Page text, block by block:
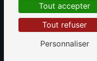
Vistalid- 2026
Tout accepter
Tout refuser
Personnaliser